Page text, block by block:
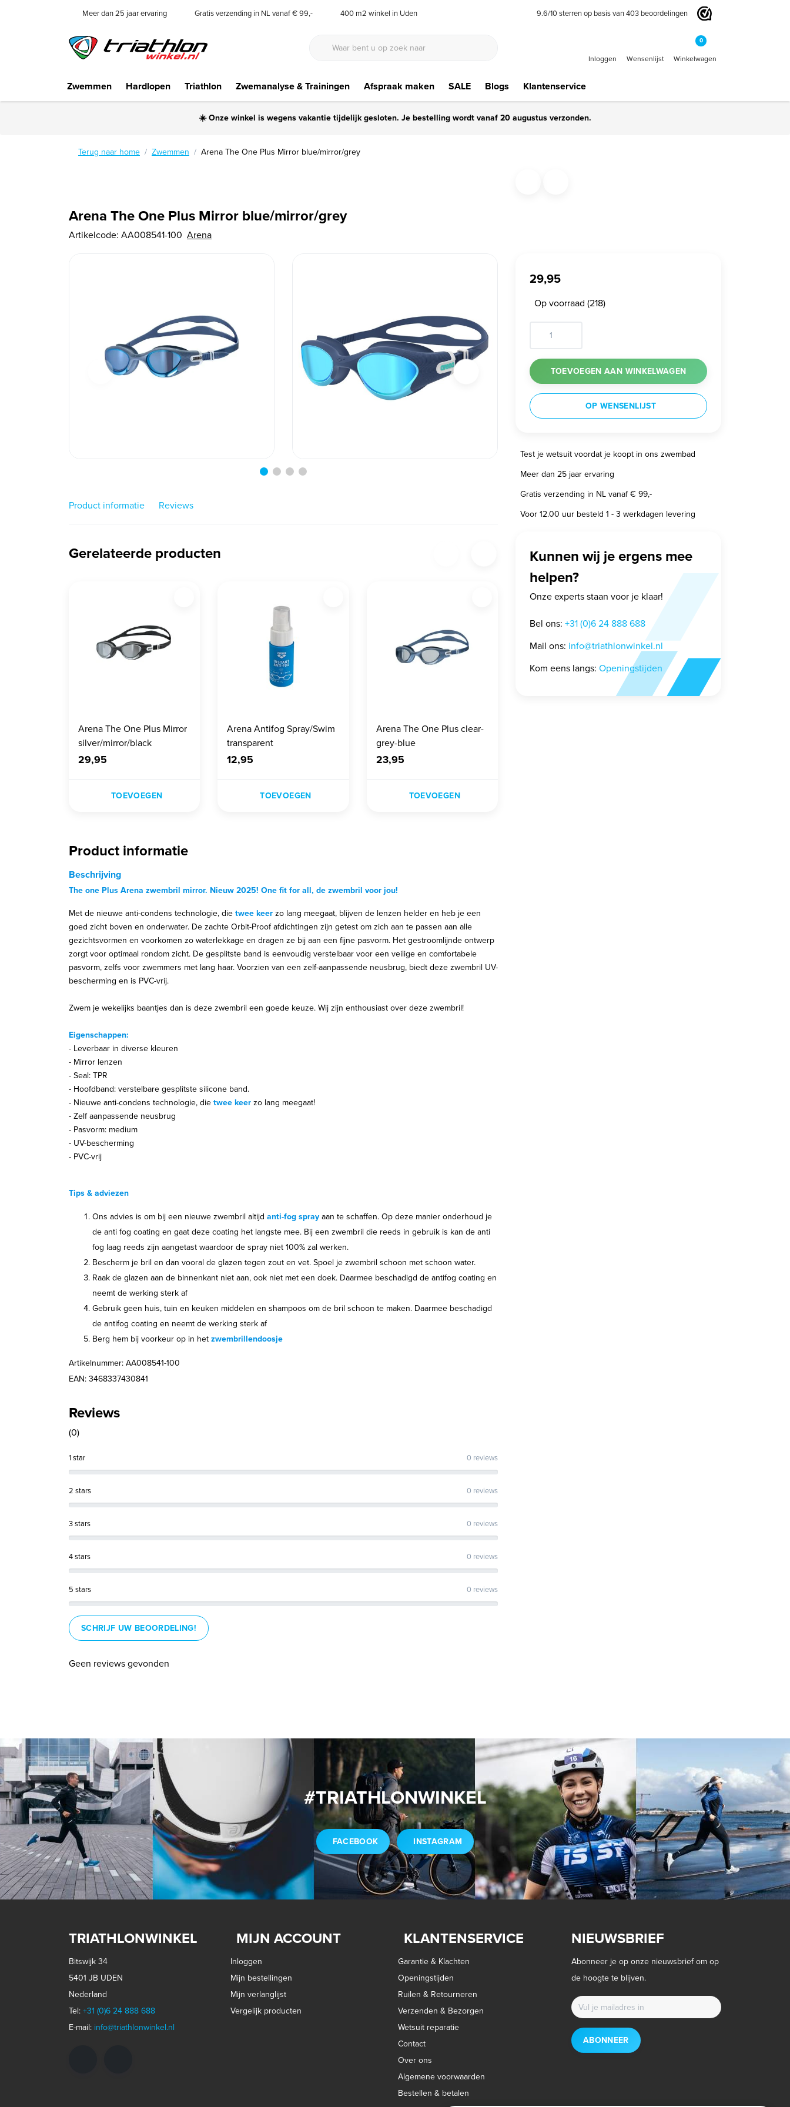
Meer dan 25 jaar ervaring Gratis verzending in NL vanaf € 99,- 400 m2 winkel in Uden 9.6/10sterren op basis van 403 beoordelingen
Inloggen Wensenlijst
0
Winkelwagen
Zwemmen Hardlopen Triathlon Zwemanalyse & Trainingen Afspraak maken SALE Blogs Klantenservice
☀️ Onze winkel is wegens vakantie tijdelijk gesloten. Je bestelling wordt vanaf 20 augustus verzonden.
Terug naar home Zwemmen Arena The One Plus Mirror blue/mirror/grey
Arena The One Plus Mirror blue/mirror/grey
Artikelcode: AA008541-100 Arena
29,95
Op voorraad (218)
TOEVOEGEN AAN WINKELWAGEN
OP WENSENLIJST
Test je wetsuit voordat je koopt in ons zwembad
Meer dan 25 jaar ervaring
Gratis verzending in NL vanaf € 99,-
Voor 12.00 uur besteld 1 - 3 werkdagen levering
Kunnen wij je ergens mee
helpen?
Onze experts staan voor je klaar!
Bel ons: +31 (0)6 24 888 688
Mail ons: info@triathlonwinkel.nl
Kom eens langs: Openingstijden
Product informatie Reviews
Gerelateerde producten
Arena The One Plus Mirror
silver/mirror/black
29,95
TOEVOEGEN
Arena Antifog Spray/Swim
transparent
12,95
TOEVOEGEN
Arena The One Plus clear-
grey-blue
23,95
TOEVOEGEN
Product informatie
Beschrijving
The one Plus Arena zwembril mirror. Nieuw 2025! One fit for all, de zwembril voor jou!
Met de nieuwe anti-condens technologie, dietwee keerzo lang meegaat, blijven de lenzen helder en heb je een
goed zicht boven en onderwater. De zachte Orbit-Proof afdichtingen zijn getest om zich aan te passen aan alle
gezichtsvormen en voorkomen zo waterlekkage en dragen ze bij aan een fijne pasvorm. Het gestroomlijnde ontwerp
zorgt voor optimaal rondom zicht. De gesplitste band is eenvoudig verstelbaar voor een veilige en comfortabele
pasvorm, zelfs voor zwemmers met lang haar. Voorzien van een zelf-aanpassende neusbrug, biedt deze zwembril UV-
bescherming en is PVC-vrij.
Zwem je wekelijks baantjes dan is deze zwembril een goede keuze. Wij zijn enthousiast over deze zwembril!
Eigenschappen:
- Leverbaar in diverse kleuren
- Mirror lenzen
- Seal: TPR
- Hoofdband: verstelbare gesplitste silicone band.
- Nieuwe anti-condens technologie, dietwee keerzo lang meegaat!
- Zelf aanpassende neusbrug
- Pasvorm: medium
- UV-bescherming
- PVC-vrij
Tips & adviezen
Ons advies is om bij een nieuwe zwembril altijd anti-fog sprayaan te schaffen. Op deze manier onderhoud je
de anti fog coating en gaat deze coating het langste mee. Bij een zwembril die reeds in gebruik is kan de anti
fog laag reeds zijn aangetast waardoor de spray niet 100% zal werken.
Bescherm je bril en dan vooral de glazen tegen zout en vet. Spoel je zwembril schoon met schoon water.
Raak de glazen aan de binnenkant niet aan, ook niet met een doek. Daarmee beschadigd de antifog coating en
neemt de werking sterk af
Gebruik geen huis, tuin en keuken middelen en shampoos om de bril schoon te maken. Daarmee beschadigd
de antifog coating en neemt de werking sterk af
Berg hem bij voorkeur op in hetzwembrillendoosje
Artikelnummer: AA008541-100
EAN: 3468337430841
Reviews
(0)
1 star 0 reviews
2 stars 0 reviews
3 stars 0 reviews
4 stars 0 reviews
5 stars 0 reviews
SCHRIJF UW BEOORDELING!
Geen reviews gevonden
#TRIATHLONWINKEL
FACEBOOK INSTAGRAM
TRIATHLONWINKEL
Bitswijk 34
5401 JB UDEN
Nederland
Tel:+31 (0)6 24 888 688
E-mail: info@triathlonwinkel.nl
MIJN ACCOUNT
Inloggen
Mijn bestellingen
Mijn verlanglijst
Vergelijk producten
KLANTENSERVICE
Garantie & Klachten
Openingstijden
Ruilen & Retourneren
Verzenden & Bezorgen
Wetsuit reparatie
Contact
Over ons
Algemene voorwaarden
Bestellen & betalen
NIEUWSBRIEF
Abonneer je op onze nieuwsbrief om op
de hoogte te blijven.
ABONNEER